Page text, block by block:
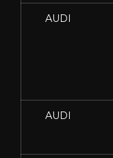
AUDI
AUDI